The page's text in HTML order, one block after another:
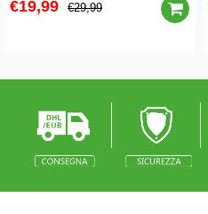
€19,99 €29,99